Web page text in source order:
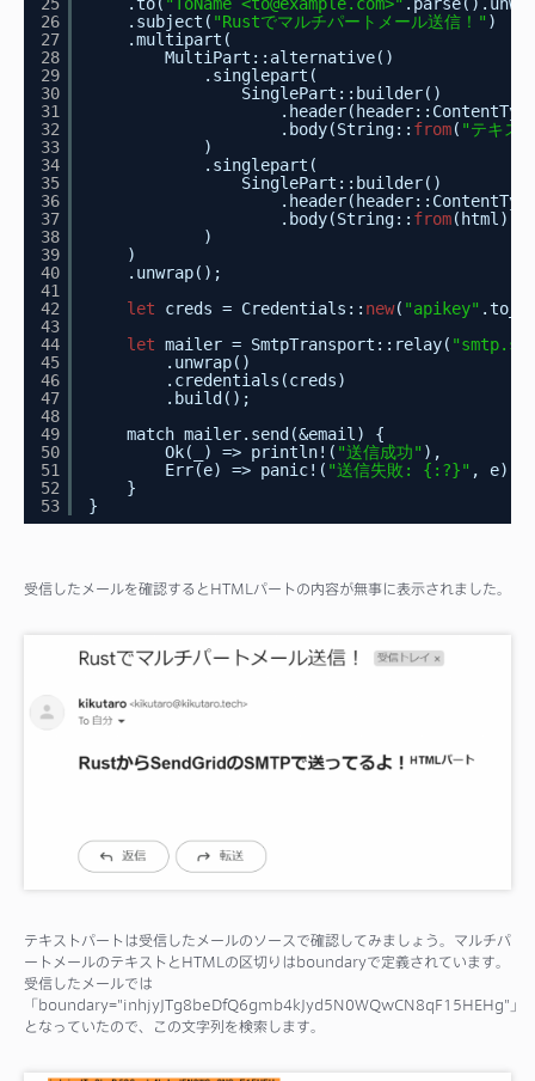
26
27
28
29
30
31
32
33
34
35
36
37
38
39
40
41
42
43
44
45
46
47
48
49
50
51
52
53
.subject( "Rustでマルチパートメール送信！" )
.multipart(
MultiPart::alternative()
.singlepart(
SinglePart::builder()
.body(String:: from( "テキス
)
.singlepart(
SinglePart::builder()
.body(String:: from(html)),
)
)
.unwrap();
let
creds = Credentials:: new( "apikey"
let mailer = SmtpTransport::relay(
.unwrap()
.credentials(creds)
.build();
match mailer.send(&email) {
Ok(_) => println!( "送信成功" ),
Err(e) => panic!( "送信失敗: {:?}" , e),
}
}
受信したメールを確認するとHTMLパートの内容が無事に表示されました。
テキストパートは受信したメールのソースで確認してみましょう。マルチパ
ートメールのテキストとHTMLの区切りはboundaryで定義されています。
受信したメールでは
「boundary="inhjyJTg8beDfQ6gmb4kJyd5N0WQwCN8qF15HEHg"」
となっていたので、この文字列を検索します。